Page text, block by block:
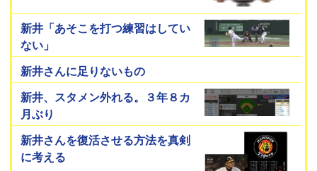
新井「あそこを打つ練習はしてい
ない」
新井さんに足りないもの
新井、スタメン外れる。３年８カ
月ぶり
新井さんを復活させる方法を真剣
に考える